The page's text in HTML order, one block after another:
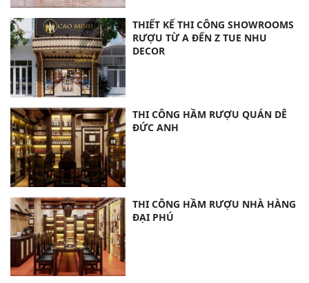
THIẾT KẾ THI CÔNG SHOWROOMS
RƯỢU TỪ A ĐẾN Z TUE NHU
DECOR
THI CÔNG HẦM RƯỢU QUÁN DÊ
ĐỨC ANH
THI CÔNG HẦM RƯỢU NHÀ HÀNG
ĐẠI PHÚ